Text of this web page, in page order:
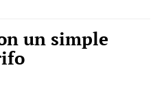
un simple